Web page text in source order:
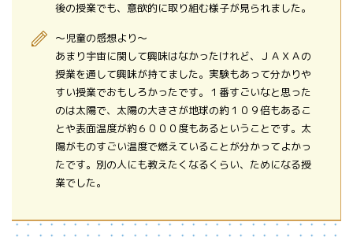
後の授業でも、意欲的に取り組む様子が見られました。
～児童の感想より～
あまり宇宙に関して興味はなかったけれど、ＪＡＸＡの
授業を通して興味が持てました。実験もあって分かりや
すい授業でおもしろかったです。１番すごいなと思った
のは太陽で、太陽の大きさが地球の約１０９倍もあるこ
とや表面温度が約６０００度もあるということです。太
陽がものすごい温度で燃えていることが分かってよかっ
たです。別の人にも教えたくなるくらい、ためになる授
業でした。